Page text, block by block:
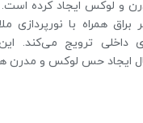
و لوکس ایجاد کرده
همراه با نورپردازی
داخلی ترویج می‌کند.
ایجاد حس لوکس و مدرن